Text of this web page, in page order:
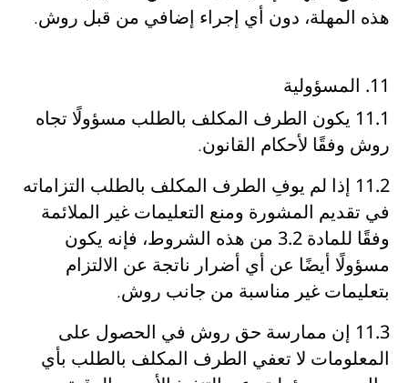
هذه المهلة، دون أي إجراء إضافي من قبل روش.
11. المسؤولية
11.1 يكون الطرف المكلف بالطلب مسؤولًا تجاه
روش وفقًا لأحكام القانون.
11.2 إذا لم يوفِ الطرف المكلف بالطلب التزاماته
في تقديم المشورة ومنع التعليمات غير الملائمة
وفقًا للمادة 3.2 من هذه الشروط
، فإنه يكون
مسؤولًا أيضًا عن أي أضرار ناتجة عن الالتزام
بتعليمات غير مناسبة من جانب روش.
11.3 إن ممارسة حق روش في الحصول على
المعلومات لا تعفي الطرف المكلف بالطلب بأي